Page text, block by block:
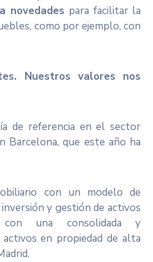
novedades para facilitar la
como por ejemplo, con
Nuestros valores nos
de referencia en el sector
Barcelona, que este año ha
con un modelo de
y gestión de activos
con una consolidada y
en propiedad de alta